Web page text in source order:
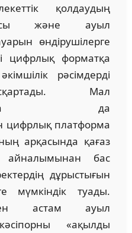
қолдаудың
және ауыл
өндірушілерге
цифрлық форматқа
рәсімдерді
Мал
да
цифрлық платформа
арқасында қағаз
айналымынан бас
дұрыстығын
мүмкіндік туады.
астам ауыл
«ақылды